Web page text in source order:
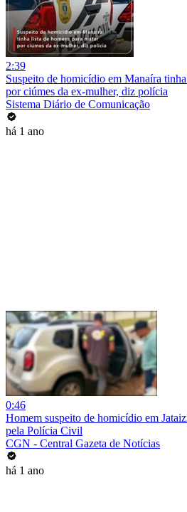
2:39
Suspeito de homicídio em Manaíra
por ciúmes da ex-mulher, diz polícia
Sistema Diário de Comunicação
há 1 ano
0:46
Homem suspeito de homicídio em
pela Polícia Civil
CGN - Central Gazeta de Notícias
há 1 ano